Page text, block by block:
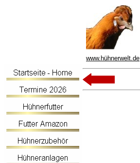
www.hühnerwelt.de